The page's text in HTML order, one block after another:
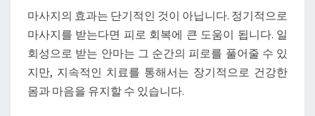
마사지의 효과는 단기적인 것이 아닙니다. 정기적으로
마사지를 받는다면 피로 회복에 큰 도움이 됩니다. 일
회성으로 받는 안마는 그 순간의 피로를 풀어줄 수 있
지만, 지속적인 치료를 통해서는 장기적으로 건강한
몸과 마음을 유지할 수 있습니다.